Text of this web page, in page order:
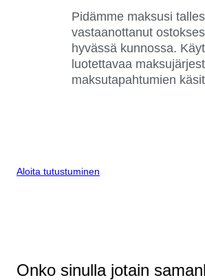
Pidämme maksusi
vastaanottanut
hyvässä kunnossa.
luotettavaa
maksutapahtumien
Aloita tutustuminen
Onko sinulla jotain